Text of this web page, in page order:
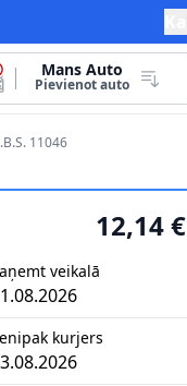
Mans Auto
Pievienot auto
11046
12,14 €
veikalā
kurjers